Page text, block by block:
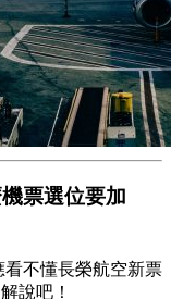
票選位要加
看不懂長榮航空新票
說吧！